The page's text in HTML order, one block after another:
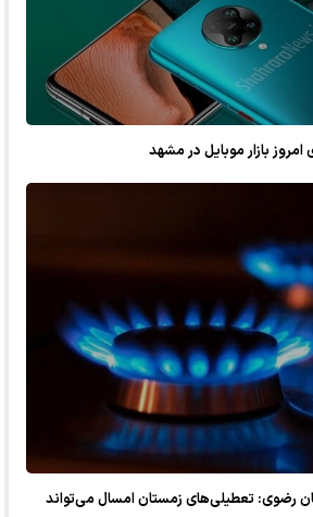
بازار موبایل در مشهد
رضوی: تعطیلی‌های زمستان امسال می‌تواند